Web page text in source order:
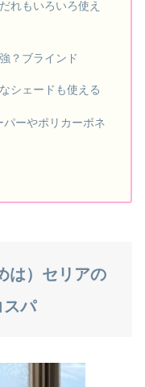
れもいろいろ使え
？ブラインド
シェードも使える
ーやポリカーボネ
は）セリアの
スパ